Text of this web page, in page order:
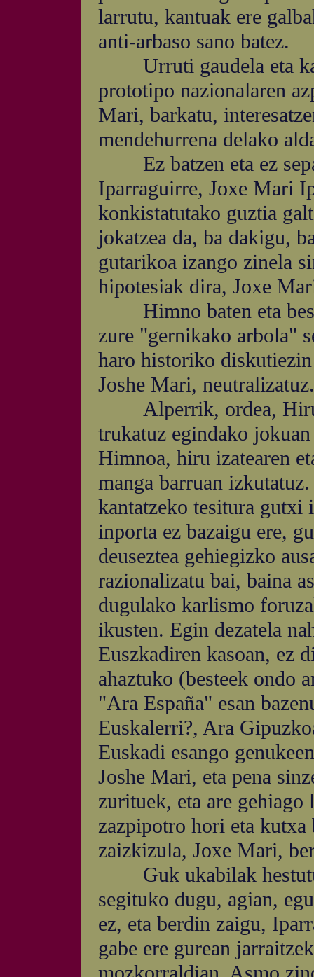
larrutu, kantuak ere
anti-arbaso sano batez.
Urruti gaudela eta
prototipo nazionalaren
Mari, barkatu,
mendehurrena delako
Ez batzen eta ez
Iparraguirre, Joxe Mari
konkistatutako guztia
jokatzea da, ba dakigu,
gutarikoa izango zinela
hipotesiak dira, Joxe
Himno baten eta
zure "gernikako arbola"
haro historiko
Joshe Mari, neutralizatuz.
Alperrik, ordea, Hiru
trukatuz egindako
Himnoa, hiru izatearen
manga barruan
kantatzeko tesitura gutxi
inporta ez bazaigu ere,
deuseztea gehiegizko
razionalizatu bai, baina
dugulako karlismo
ikusten. Egin dezatela
Euszkadiren kasoan, ez
ahaztuko (besteek ondo
"Ara España" esan
Euskalerri?, Ara
Euskadi esango
Joshe Mari, eta pena
zurituek, eta are
zazpipotro hori eta
zaizkizula, Joxe Mari,
Guk ukabilak
segituko dugu, agian,
ez, eta berdin zaigu,
gabe ere gurean